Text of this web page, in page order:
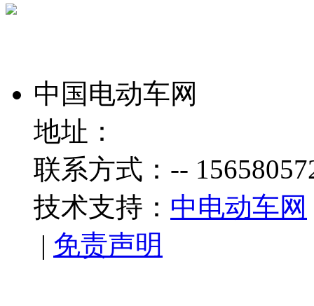
中国电动车网
地址：
联系方式：--
技术支持： 中电动车网
| 免责声明